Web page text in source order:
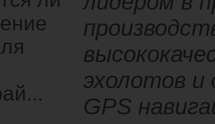
эхолотов и
GPS